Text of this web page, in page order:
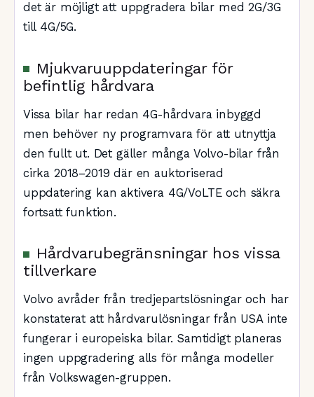
det är möjligt att uppgradera bilar med 2G/3G
till 4G/5G.
Mjukvaruuppdateringar för
befintlig hårdvara
Vissa bilar har redan 4G-hårdvara inbyggd
men behöver ny programvara för att utnyttja
den fullt ut. Det gäller många Volvo-bilar från
cirka 2018–2019 där en auktoriserad
uppdatering kan aktivera 4G/VoLTE och säkra
fortsatt funktion.
Hårdvarubegränsningar hos vissa
tillverkare
Volvo avråder från tredjepartslösningar och har
konstaterat att hårdvarulösningar från USA inte
fungerar i europeiska bilar. Samtidigt planeras
ingen uppgradering alls för många modeller
från Volkswagen-gruppen.